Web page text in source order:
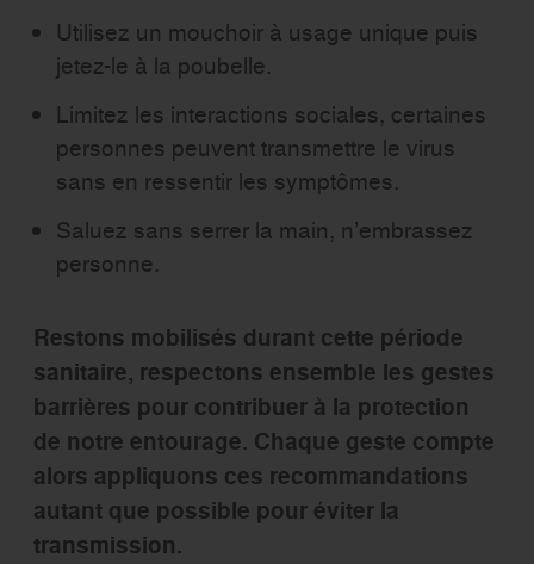
Utilisez un mouchoir à usage unique puis
jetez-le à la poubelle.
Limitez les interactions sociales, certaines
personnes peuvent transmettre le virus
sans en ressentir les symptômes.
Saluez sans serrer la main, n’embrassez
personne.
Restons mobilisés durant cette période
sanitaire, respectons ensemble les gestes
barrières pour contribuer à la protection
de notre entourage. Chaque geste compte
alors appliquons ces recommandations
autant que possible pour éviter la
transmission.